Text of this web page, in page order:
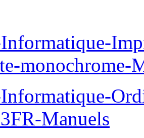
monochrome-
Manuels